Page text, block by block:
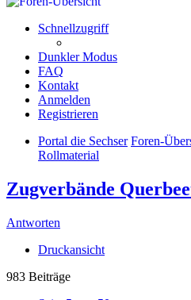
Schnellzugriff
Dunkler Modus
FAQ
Kontakt
Anmelden
Registrieren
Portal die Sechser Foren-
Rollmaterial
Zugverbände
Antworten
Druckansicht
983 Beiträge